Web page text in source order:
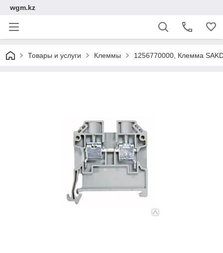
wgm.kz
Товары и услуги Клеммы 1256770000, Клемма